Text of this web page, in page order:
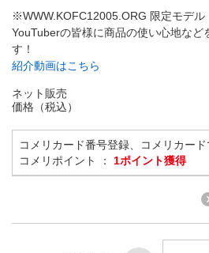
※WWW.KOFC12005.ORG 限定モデル
YouTuberの皆様に商品の使い心地など
す！
紹介動画はこちら
ネット販売
価格（税込）
コメリカード番号登録、コメリカー
コメリポイント ： 1ポイント獲得